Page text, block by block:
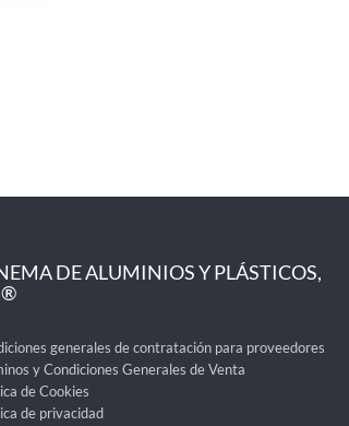
DE ALUMINIOS Y PLÁSTICOS,
generales de contratación para proveedores
y Condiciones Generales de Venta
de Cookies
de privacidad